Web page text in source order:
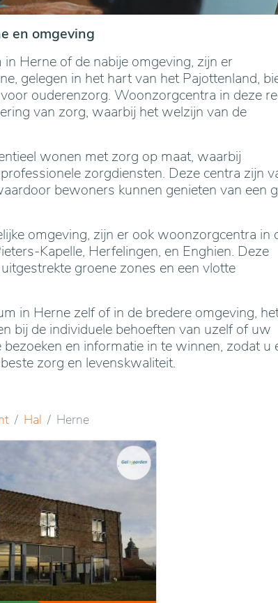
en omgeving
Herne of de nabije omgeving, zijn er
gelegen in het hart van het Pajottenland,
ouderenzorg. Woonzorgcentra in deze
van zorg, waarbij het welzijn van de
wonen met zorg op maat, waarbij
zorgdiensten. Deze centra zijn
bewoners kunnen genieten van een
omgeving, zijn er ook woonzorgcentra in
Kapelle, Herfelingen, en Enghien. Deze
groene zones en een vlotte
in Herne zelf of in de bredere omgeving,
bij de individuele behoeften van uzelf of uw
en informatie in te winnen, zodat u
zorg en levenskwaliteit.
Hal Herne